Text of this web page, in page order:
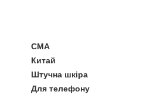
CMA
Китай
Штучна шкіра
Для телефону